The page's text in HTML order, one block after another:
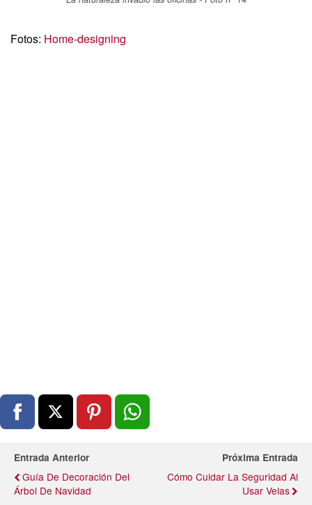
Fotos: Home-designing
Entrada Anterior
Guía De Decoración Del
Árbol De Navidad
Próxima Entrada
Cómo Cuidar La Seguridad Al
Usar Velas